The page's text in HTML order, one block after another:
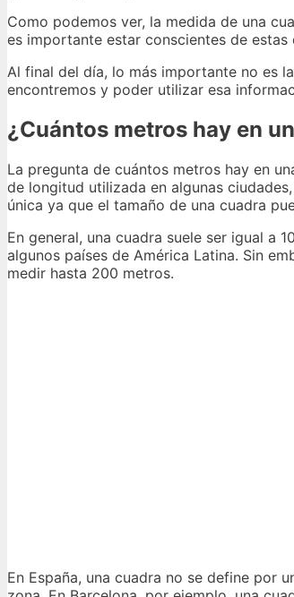
Como podemos ver, la medida de una
es importante estar conscientes de
Al final del día, lo más importante no es
encontremos y poder utilizar esa
¿Cuántos metros hay en
La pregunta de cuántos metros hay en
de longitud utilizada en algunas
única ya que el tamaño de una cuadra
En general, una cuadra suele ser igual a
algunos países de América Latina. Sin
medir hasta 200 metros.
En España, una cuadra no se define por